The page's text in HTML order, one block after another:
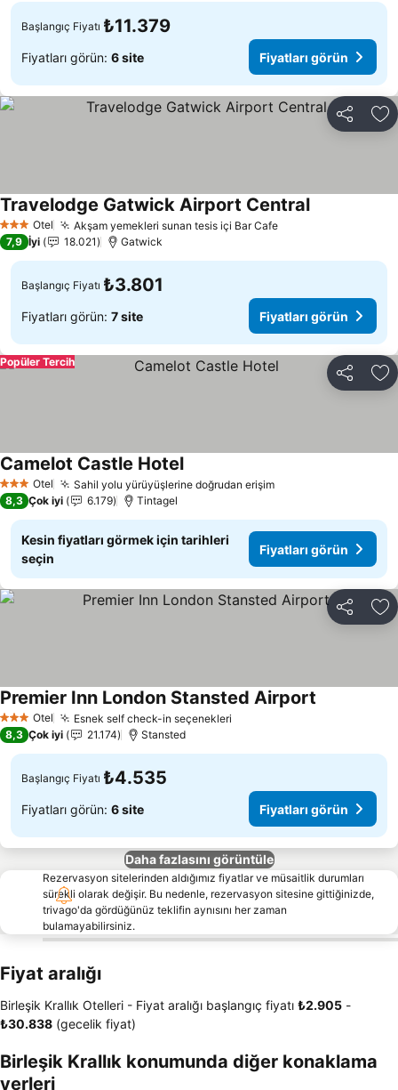
Başlangıç Fiyatı ₺11.379
Fiyatları görün: 6 site Fiyatları görün
Paylaş
3 YıldızOtel Akşam yemekleri sunan tesis içi Bar Cafe
Travelodge Gatwick Airport Central
7,9 İyi 18.021 Gatwick
Başlangıç Fiyatı ₺3.801
Fiyatları görün: 7 site Fiyatları görün
Paylaş
Popüler Tercih
3 YıldızOtel Sahil yolu yürüyüşlerine doğrudan erişim
Camelot Castle Hotel
8,3 Çok iyi 6.179 Tintagel
Kesin fiyatları görmek için tarihleri
seçin
Fiyatları görün
Paylaş
3 YıldızOtel Esnek self check-in seçenekleri
Premier Inn London Stansted Airport
8,3 Çok iyi 21.174 Stansted
Başlangıç Fiyatı ₺4.535
Fiyatları görün: 6 site Fiyatları görün
Daha fazlasını görüntüle
Rezervasyon sitelerinden aldığımız fiyatlar ve müsaitlik durumları
sürekli olarak değişir. Bu nedenle, rezervasyon sitesine gittiğinizde,
trivago'da gördüğünüz teklifin aynısını her zaman
bulamayabilirsiniz.
Fiyat aralığı
Birleşik Krallık Otelleri - Fiyat aralığı başlangıç fiyatı ‎₺2.905 -
‎₺30.838 (gecelik fiyat)
Birleşik Krallık konumunda diğer konaklama
yerleri